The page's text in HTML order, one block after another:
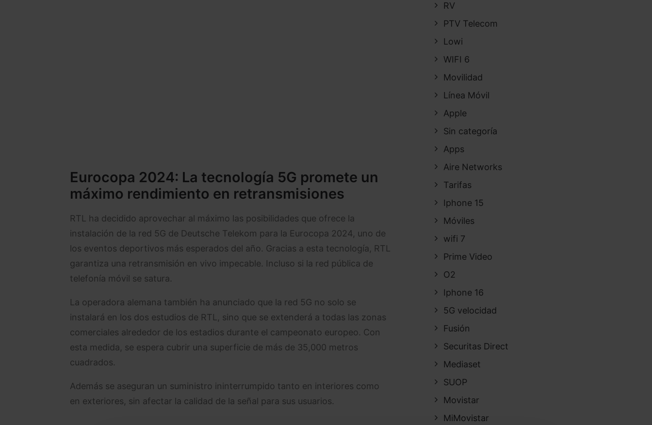
Eurocopa 2024: La tecnología 5G promete un
máximo rendimiento en retransmisiones
RTL ha decidido aprovechar al máximo las posibilidades que ofrece la
instalación de la red 5G de Deutsche Telekom para la Eurocopa 2024, uno de
los eventos deportivos más esperados del año. Gracias a esta tecnología, RTL
garantiza una retransmisión en vivo impecable. Incluso si la red pública de
telefonía móvil se satura.
La operadora alemana también ha anunciado que la red 5G no solo se
instalará en los dos estudios de RTL, sino que se extenderá a todas las zonas
comerciales alrededor de los estadios durante el campeonato europeo. Con
esta medida, se espera cubrir una superficie de más de 35,000 metros
cuadrados.
Además se aseguran un suministro ininterrumpido tanto en interiores como
en exteriores, sin afectar la calidad de la señal para sus usuarios.
RV
PTV Telecom
Lowi
WIFI 6
Movilidad
Línea Móvil
Apple
Sin categoría
Apps
Aire Networks
Tarifas
Iphone 15
Móviles
wifi 7
Prime Video
O2
Iphone 16
5G velocidad
Fusión
Securitas Direct
Mediaset
SUOP
Movistar
MiMovistar